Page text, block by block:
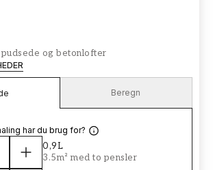
og betonlofter
Beregn
har du brug for?
0,9L
3.5m² med to pensler